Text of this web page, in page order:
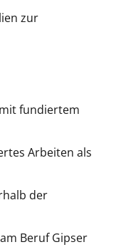
zur
fundiertem
Arbeiten als
der
Beruf Gipser